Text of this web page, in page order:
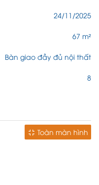
24/11/2025
67 m²
Bàn giao đầy đủ nội thất
8
Toàn màn hình